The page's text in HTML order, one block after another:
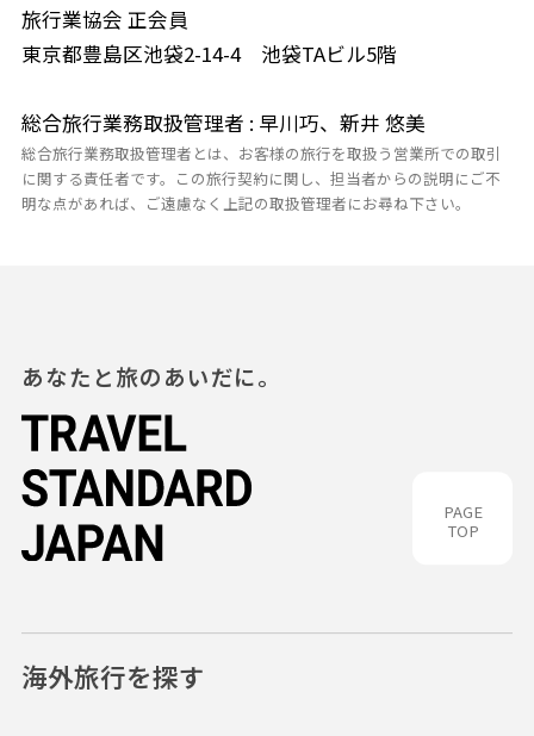
旅行業協会 正会員
東京都豊島区池袋2-14-4 池袋TAビル5階
総合旅行業務取扱管理者 : 早川巧、新井 悠美
総合旅行業務取扱管理者とは、お客様の旅行を取扱う営業所での取引
に関する責任者です。この旅行契約に関し、担当者からの説明にご不
明な点があれば、ご遠慮なく上記の取扱管理者にお尋ね下さい。
PAGE
TOP
あなたと旅のあいだに。
海外旅行を探す